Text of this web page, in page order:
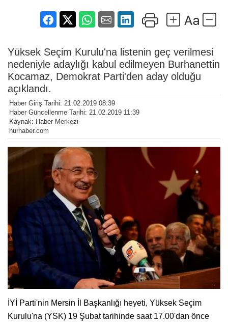
Yüksek Seçim Kurulu'na listenin geç verilmesi
nedeniyle adaylığı kabul edilmeyen Burhanettin
Kocamaz, Demokrat Parti'den aday olduğu
açıklandı.
Haber Giriş Tarihi: 21.02.2019 08:39
Haber Güncellenme Tarihi: 21.02.2019 11:39
Kaynak: Haber Merkezi
hurhaber.com
İYİ Parti'nin Mersin İl Başkanlığı heyeti, Yüksek Seçim
Kurulu'na (YSK) 19 Şubat tarihinde saat 17.00'dan önce